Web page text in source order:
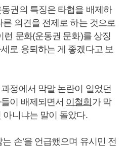
동권의 특징은 타협을 배제하
의견을 전제로 하는 것으로
런 문화(운동권 문화)를 상징
로 용퇴하는 게 좋겠다고 보
정에서 막말 논란이 일었던
이 배제되면서 이철희 가 막
니냐는 말이 돌았다.
손’을 언급했으며 유시민 전